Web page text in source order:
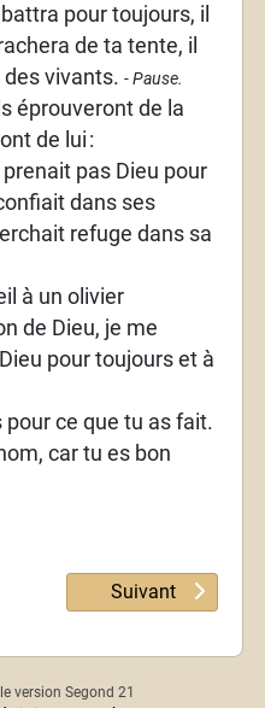
pour toujours, il
de ta tente, il
vivants. - Pause.
éprouveront de la
de lui :
pas Dieu pour
dans ses
refuge dans sa
à un olivier
de Dieu, je me
pour toujours et à
ce que tu as fait.
car tu es bon
51 Article suivant :
Suivant
version Segond 21